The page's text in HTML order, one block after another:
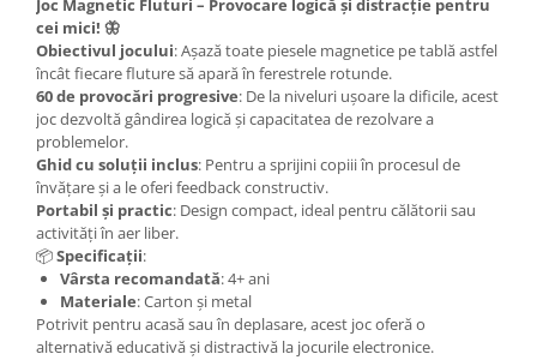
Joc Magnetic Fluturi – Provocare logică și distracție pentru
cei mici! 🦋
Obiectivul jocului:Așază toate piesele magnetice pe tablă astfel
încât fiecare fluture să apară în ferestrele rotunde.
60 de provocări progresive: De la niveluri ușoare la dificile, acest
joc dezvoltă gândirea logică și capacitatea de rezolvare a
problemelor.
Ghid cu soluții inclus: Pentru a sprijini copiii în procesul de
învățare și a le oferi feedback constructiv.
Portabil și practic: Design compact, ideal pentru călătorii sau
activități în aer liber.
📦Specificații:
Vârsta recomandată:4+ ani
Materiale:Carton și metal
Potrivit pentru acasă sau în deplasare, acest joc oferă o
alternativă educativă și distractivă la jocurile electronice.